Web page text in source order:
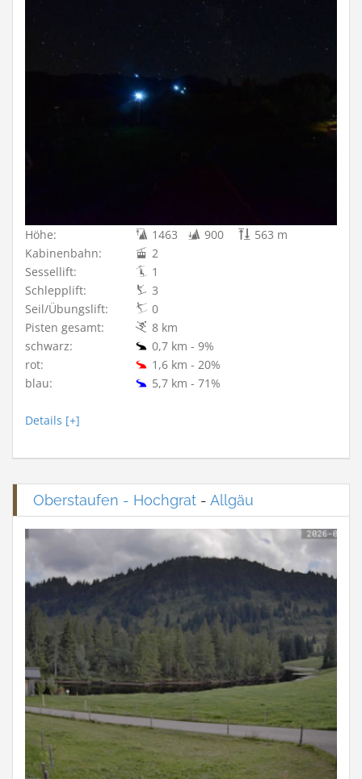
Höhe: 1463 900
563 m
Kabinenbahn:
2
Sessellift:
1
Schlepplift:
3
Seil/Übungslift:
0
Pisten gesamt:
8 km
schwarz:
0,7 km - 9%
rot:
1,6 km - 20%
blau:
5,7 km - 71%
Details [+]
Oberstaufen - Hochgrat - Allgäu